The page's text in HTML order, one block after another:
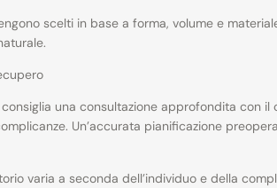
scelti in base a forma, volume e
consiglia una consultazione approfondita
Un’accurata pianificazione
varia a seconda dell’individuo e della